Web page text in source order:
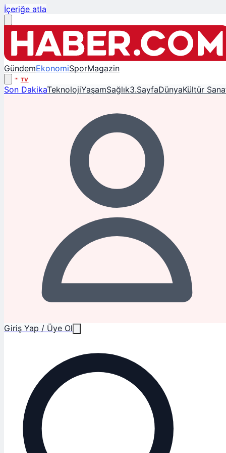
İçeriğe atla
GündemEkonomiSporMagazin
TV
Son DakikaTeknolojiYaşamSağlık3.SayfaDünyaKültür
Giriş Yap / Üye Ol